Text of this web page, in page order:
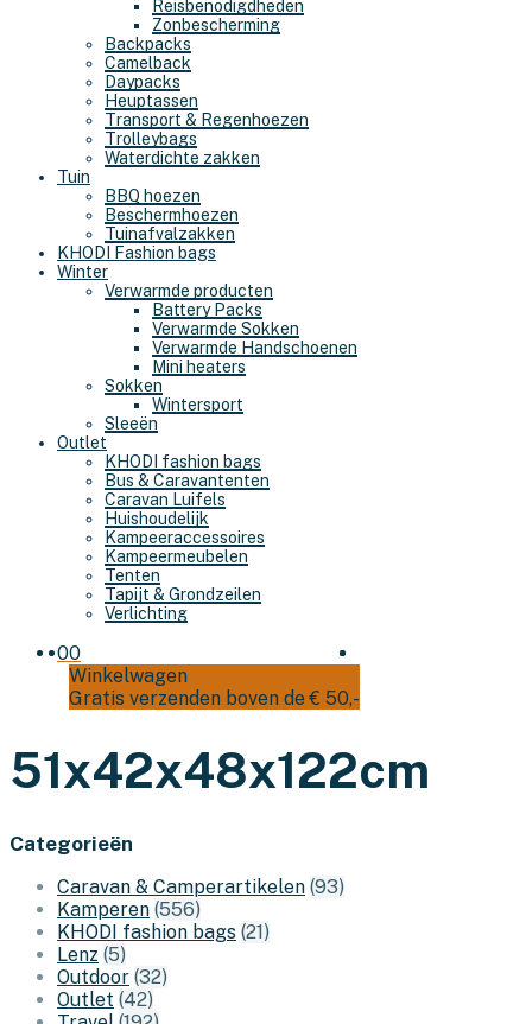
Reisbenodigdheden
Zonbescherming
Backpacks
Camelback
Daypacks
Heuptassen
Transport & Regenhoezen
Trolleybags
Waterdichte zakken
Tuin
BBQ hoezen
Beschermhoezen
Tuinafvalzakken
KHODI Fashion bags
Winter
Verwarmde producten
Battery Packs
Verwarmde Sokken
Verwarmde Handschoenen
Mini heaters
Sokken
Wintersport
Sleeën
Outlet
KHODI fashion bags
Bus & Caravantenten
Caravan Luifels
Huishoudelijk
Kampeeraccessoires
Kampeermeubelen
Tenten
Tapijt & Grondzeilen
Verlichting
00
Winkelwagen
Gratis verzenden boven de € 50,-
51x42x48x122cm
Categorieën
Caravan & Camperartikelen (93)
Kamperen (556)
KHODI fashion bags (21)
Lenz (5)
Outdoor (32)
Outlet (42)